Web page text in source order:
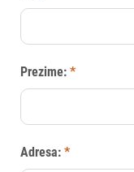
Prezime: *
Adresa: *